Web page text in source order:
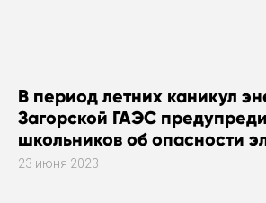
В период летних каникул
Загорской ГАЭС
школьников об опасности
23 июня 2023